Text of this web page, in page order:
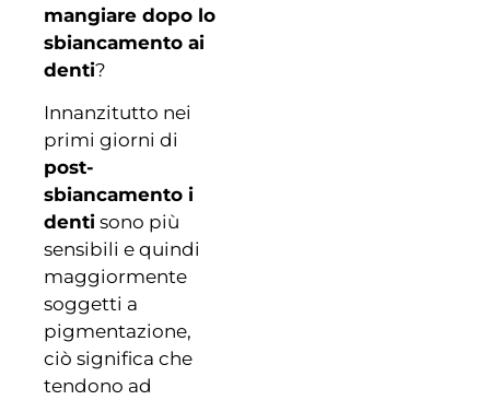
mangiare dopo lo
sbiancamento ai
denti?
Innanzitutto nei
primi giorni di
post-
sbiancamento i
denti sono più
sensibili e quindi
maggiormente
soggetti a
pigmentazione,
ciò significa che
tendono ad